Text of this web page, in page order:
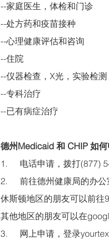
--家庭医生，体检和门诊
--处方药和疫苗接种
--心理健康评估和咨询
--住院
--仪器检查，X光，实验检测
--专科治疗
--已有病症治疗
德州Medicaid 和 CHIP 如何
1.     电话申请，拨打(877)
2.     前往德州健康局的办
休斯顿地区的朋友可以前往
其他地区的朋友可以在
3.     网上申请，登录